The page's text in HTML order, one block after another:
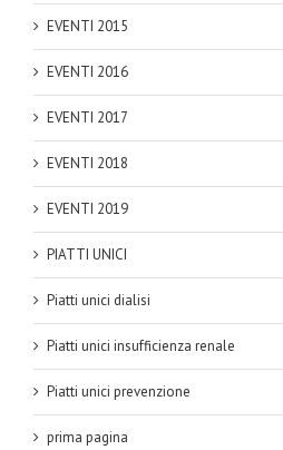
EVENTI 2015
EVENTI 2016
EVENTI 2017
EVENTI 2018
EVENTI 2019
PIATTI UNICI
Piatti unici dialisi
Piatti unici insufficienza renale
Piatti unici prevenzione
prima pagina